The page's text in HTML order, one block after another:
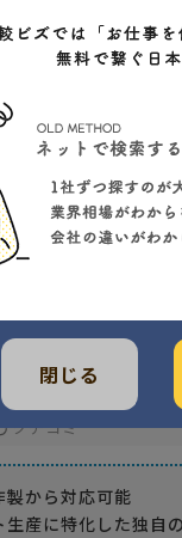
・包装印刷 小ロッ
1 価格-----
小ロット生産に特化し
区池袋3-54-5
クチコミ
製から対応可能
産に特化した独自
閉じる